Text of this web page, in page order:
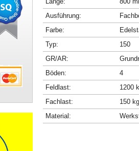
Ausführung:
Farbe:
Typ:
150
GR/AR:
Böden:
4
Feldlast:
1200
Fachlast:
150 kg
Material: